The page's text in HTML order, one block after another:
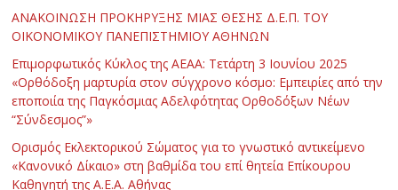
ΑΝΑΚΟΙΝΩΣΗ ΠΡΟΚΗΡΥΞΗΣ ΜΙΑΣ ΘΕΣΗΣ Δ.Ε.Π. ΤΟΥ
ΟΙΚΟΝΟΜΙΚΟΥ ΠΑΝΕΠΙΣΤΗΜΙΟΥ ΑΘΗΝΩΝ
Επιμορφωτικός Κύκλος της ΑΕΑΑ: Τετάρτη 3 Ιουνίου 2025
«Ορθόδοξη μαρτυρία στον σύγχρονο κόσμο: Εμπειρίες από την
εποποιία της Παγκόσμιας Αδελφότητας Ορθοδόξων Νέων
“Σύνδεσμος”»
Ορισμός Εκλεκτορικού Σώματος για το γνωστικό αντικείμενο
«Κανονικό Δίκαιο» στη βαθμίδα του επί θητεία Επίκουρου
Καθηγητή της Α.Ε.Α. Αθήνας